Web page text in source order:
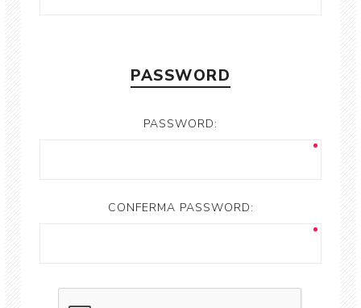
PASSWORD
PASSWORD:
CONFERMA PASSWORD: